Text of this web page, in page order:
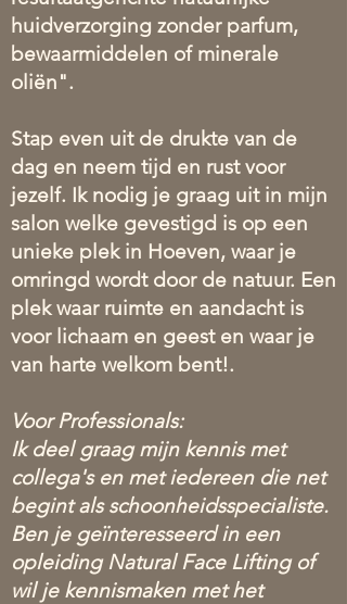
huidverzorging zonder parfum,
bewaarmiddelen of minerale
oliën".
Stap even uit de drukte van de
dag en neem tijd en rust voor
jezelf. Ik nodig je graag uit in mijn
salon welke gevestigd is op een
unieke plek in Hoeven, waar je
omringd wordt door de natuur. Een
plek waar ruimte en aandacht is
voor lichaam en geest en waar je
van harte welkom bent!.
Voor Professionals:
Ik deel graag mijn kennis met
collega's en met iedereen die net
begint als schoonheidsspecialiste.
Ben je geïnteresseerd in een
opleiding Natural Face Lifting of
wil je kennismaken met het